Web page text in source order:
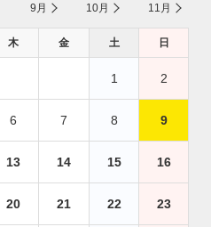
9月 10月 11月
木 金 土 日
1 2
6 7 8 9
13 14 15 16
20 21 22 23